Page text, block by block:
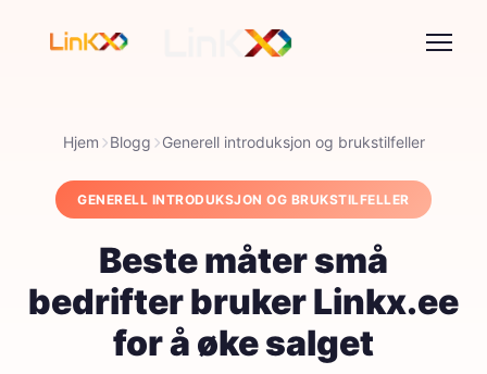
Hjem Blogg Generell introduksjon og brukstilfeller
GENERELL INTRODUKSJON OG BRUKSTILFELLER
Beste måter små
bedrifter bruker Linkx.ee
for å øke salget